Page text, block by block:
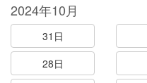
2024年10月
31日
28日